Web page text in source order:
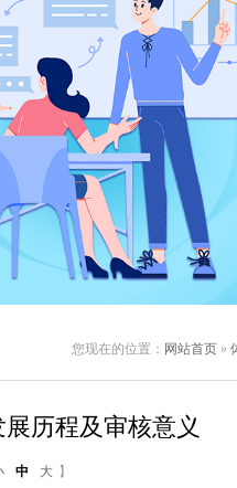
您现在的位置： 网站首页 »
展历程及审核意义
中 大 】